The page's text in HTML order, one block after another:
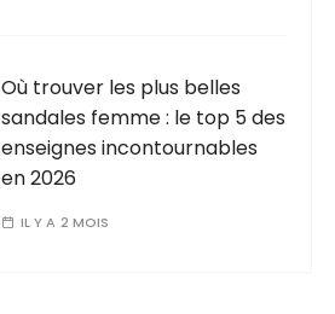
Où trouver les plus belles
sandales femme : le top 5 des
enseignes incontournables
en 2026
IL Y A 2 MOIS